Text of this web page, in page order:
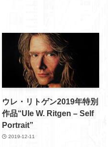
ウレ・リトゲン2019年特別
作品“Ule W. Ritgen – Self
Portrait”
2019-12-11